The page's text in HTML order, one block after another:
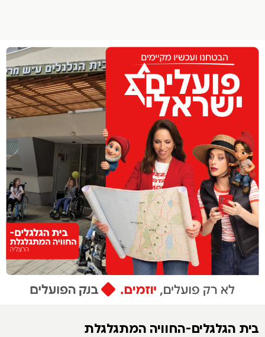
הפרופיל שלי
בית הגלגלים-החוויה המתגלגלת